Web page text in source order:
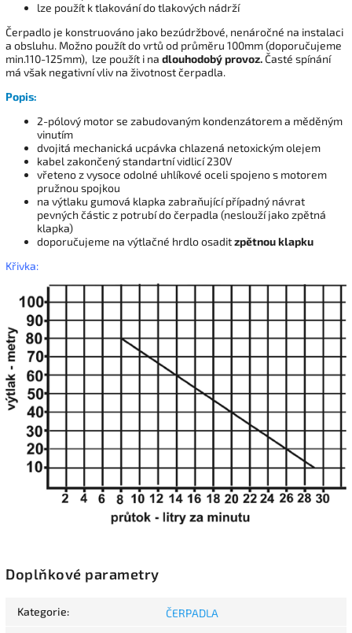
lze použít k tlakování do tlakových nádrží
Čerpadlo je konstruováno jako bezúdržbové, nenáročné na instalaci
a obsluhu. Možno použít do vrtů od průměru 100mm (doporučujeme
min.110-125mm), lze použít i na dlouhodobý provoz.Časté spínání
má však negativní vliv na životnost čerpadla.
Popis:
2-pólový motor se zabudovaným kondenzátorem a měděným
vinutím
dvojitá mechanická ucpávka chlazená netoxickým olejem
kabel zakončený standartní vidlicí 230V
vřeteno z vysoce odolné uhlíkové oceli spojeno s motorem
pružnou spojkou
na výtlaku gumová klapka zabraňující případný návrat
pevných částic z potrubí do čerpadla (neslouží jako zpětná
klapka)
doporučujeme na výtlačné hrdlo osaditzpětnou klapku
Křivka:
Doplňkové parametry
Kategorie: ČERPADLA